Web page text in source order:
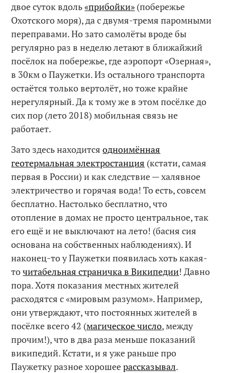
двое суток вдоль«прибойки» (побережье
Охотского моря), да с двумя-тремя паромными
переправами. Но зато самолёты вроде бы
регулярно раз в неделю летают в ближайжий
посёлок на побережье, где аэропорт «Озерная»,
в 30км о Паужетки. Из остального транспорта
остаётся только вертолёт, но тоже крайне
нерегулярный. Да к тому же в этом посёлке до
сих пор (лето 2018) мобильная связь не
работает.
Зато здесь находитсяодноимённая
геотермальная электростанция (кстати, самая
первая в России) и как следствие — халявное
электричество и горячая вода! То есть, совсем
бесплатно. Настолько бесплатно, что
отопление в домах не просто центральное, так
его ещё и не выключают на лето! (басня сия
основана на собственных наблюдениях). И
наконец-то у Паужетки появилась хоть какая-
точитабельная страничка в Википедии! Давно
пора. Хотя показания местных жителей
расходятся с «мировым разумом». Например,
они утверждают, что постоянных жителей в
посёлке всего 42 (магическое число, между
прочим!), что в два раза меньше показаний
википедий. Кстати, и я уже раньше про
Паужетку разное хорошеерассказывал.